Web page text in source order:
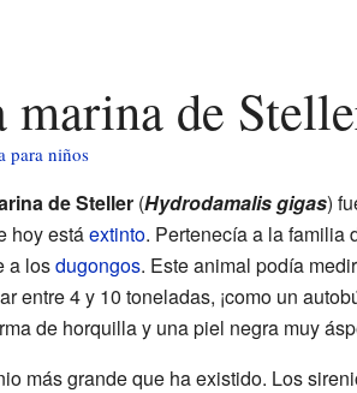
marina de
para niños
de Steller(Hydrodamalis gigas)
hoy estáextinto. Pertenecía a la familia
a losdugongos. Este animal podía
entre 4 y 10 toneladas, ¡como un
de horquilla y una piel negra muy
más grande que ha existido. Los